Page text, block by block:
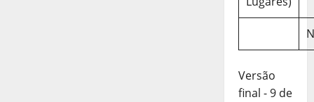
Versão
final - 9 de